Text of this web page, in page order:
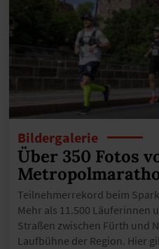
Bildergalerie
Über 350 Fotos
Teilnehmerrekord beim
Mehr als 11.500 Läuferinnen
Straßen zwischen Fürth und
Laufbühne der Region. Hier